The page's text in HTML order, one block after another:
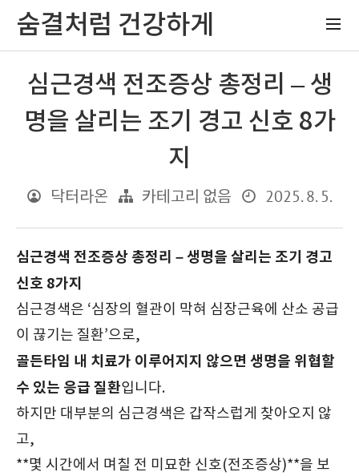
숨결처럼 건강하게
심근경색 전조증상 총정리 – 생
명을 살리는 조기 경고 신호 8가
지
닥터라온 카테고리 없음 2025. 8. 5.
심근경색 전조증상 총정리 – 생명을 살리는 조기 경고
신호 8가지
심근경색은 ‘심장의 혈관이 막혀 심장근육에 산소 공급
이 끊기는 질환’으로,
골든타임 내 치료가 이루어지지 않으면 생명을 위협할
수 있는 응급 질환입니다.
하지만 대부분의 심근경색은 갑작스럽게 찾아오지 않
고,
**몇 시간에서 며칠 전 미묘한 신호(전조증상)**을 보